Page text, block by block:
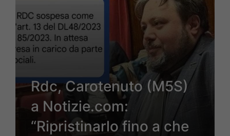
Rdc, Carotenuto (M5S)
a Notizie.com:
“Ripristinarlo fino a che